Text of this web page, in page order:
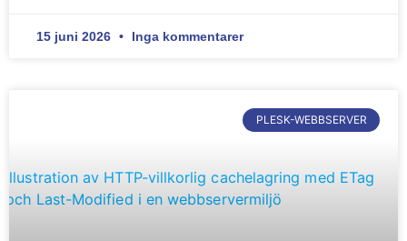
15 juni 2026 Inga kommentarer
PLESK-WEBBSERVER